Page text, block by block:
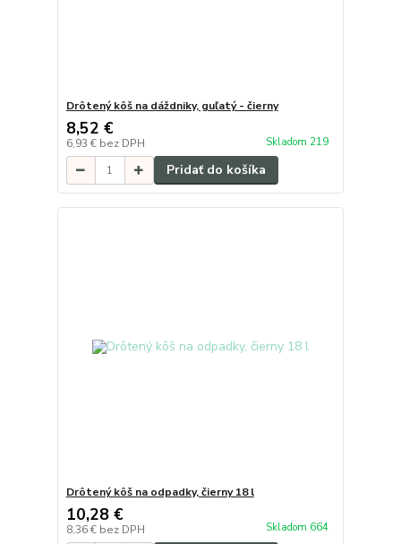
Drôtený kôš na dáždniky, guľatý - čierny
8,52 €
6,93 € bez DPH Skladom 219
Pridať do košíka
Drôtený kôš na odpadky, čierny 18 l
10,28 €
8,36 € bez DPH Skladom 664